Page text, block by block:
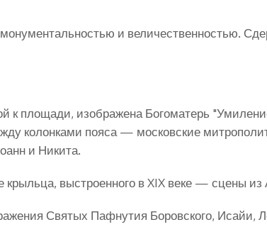
и величественностью.
к площади, изображена Богоматерь
колонками пояса — московские
и Никита.
крыльца, выстроенного в XIX веке — сцены из
Святых Пафнутия Боровского, Исайи,